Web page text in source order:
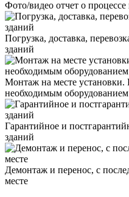
Фото/видео отчет о
Погрузка, доставка,
зданий
Монтаж на месте установки.
необходимым оборудованием
Гарантийное и
зданий
Демонтаж и перенос, с
месте